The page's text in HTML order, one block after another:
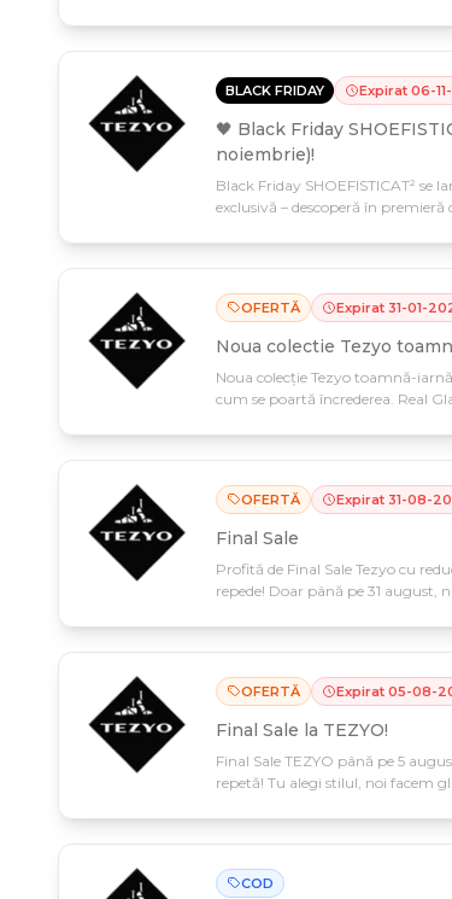
BLACK FRIDAY Expirat 06-11-
🖤 Black Friday
noiembrie)!
Black Friday SHOEFISTICAT² se
exclusivă – descoperă în
OFERTĂ Expirat 31-01-
Noua colectie Tezyo
Noua colecție Tezyo toamnă-
cum se poartă încrederea. Real
OFERTĂ Expirat 31-08-
Final Sale
Profită de Final Sale Tezyo cu
repede! Doar până pe 31 august,
OFERTĂ Expirat 05-08-
Final Sale la TEZYO!
Final Sale TEZYO până pe 5
repetă! Tu alegi stilul, noi facem
COD